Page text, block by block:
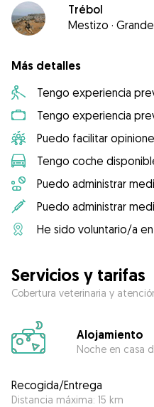
Trébol
Mestizo · Grande
Más detalles
Tengo experiencia
Tengo experiencia
Puedo facilitar
Tengo coche
Puedo administrar
Puedo administrar
He sido voluntario/a
Servicios y tarifas
Cobertura veterinaria y
Alojamiento
Noche en casa
Recogida/Entrega
Distancia máxima: 15 km